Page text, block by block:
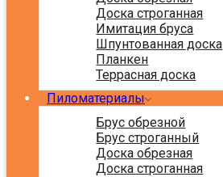
Доска строганная
Имитация бруса
Шпунтованная доска
Планкен
Террасная доска
Пиломатериалы
Брус обрезной
Брус строганный
Доска обрезная
Доска строганная